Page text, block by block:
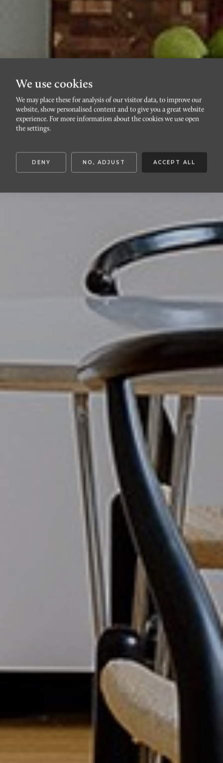
DAVIDSHALL
Jörgen Ankersgatan 16B
We use cookies
We may place these for analysis of our visitor data, to improve our
website, show personalised content and to give you a great website
experience. For more information about the cookies we use open
the settings.
DENY NO, ADJUST ACCEPT ALL